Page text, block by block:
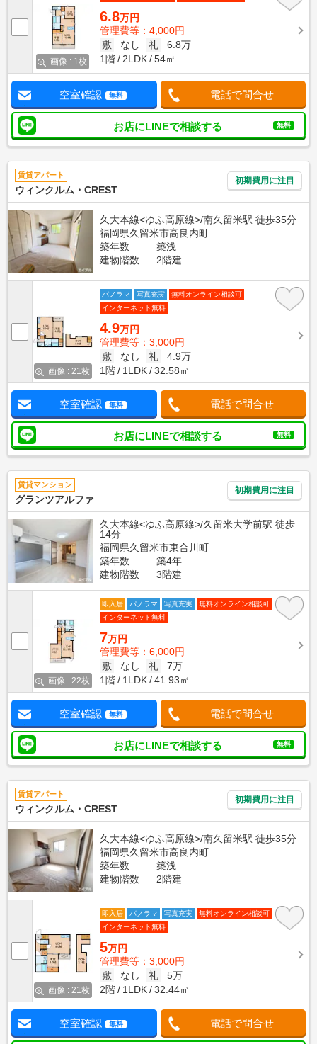
画像 : 1枚
6.8万円
管理費等：4,000円
敷
なし 礼
6.8万
1階
2LDK 54㎡
空室確認 無料 電話で問合せ
お店にLINEで相談する 無料
賃貸アパート
ウィンクルム・CREST
初期費用に注目
久大本線<ゆふ高原線>/南久留米駅 徒歩35分
福岡県久留米市高良内町
築年数
築浅
建物階数
2階建
画像 : 21枚
パノラマ 写真充実
無料オンライン相談可
インターネット無料
4.9万円
管理費等：3,000円
敷
なし 礼
4.9万
1階
1LDK 32.58㎡
空室確認 無料 電話で問合せ
お店にLINEで相談する 無料
賃貸マンション
グランツアルファ
初期費用に注目
久大本線<ゆふ高原線>/久留米大学前駅 徒歩
14分
福岡県久留米市東合川町
築年数
築4年
建物階数
3階建
画像 : 22枚
即入居 パノラマ 写真充実
無料オンライン相談可
インターネット無料
7万円
管理費等：6,000円
敷
なし 礼
7万
1階
1LDK 41.93㎡
空室確認 無料 電話で問合せ
お店にLINEで相談する 無料
賃貸アパート
ウィンクルム・CREST
初期費用に注目
久大本線<ゆふ高原線>/南久留米駅 徒歩35分
福岡県久留米市高良内町
築年数
築浅
建物階数
2階建
画像 : 21枚
即入居 パノラマ 写真充実
無料オンライン相談可
インターネット無料
5万円
管理費等：3,000円
敷
なし 礼
5万
2階
1LDK 32.44㎡
空室確認 無料 電話で問合せ